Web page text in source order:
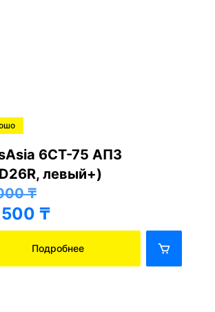
Хорошо
BarsAsia 6СТ-75 АПЗ
(85D26L, правый+)
41 000
36 500
Подробнее